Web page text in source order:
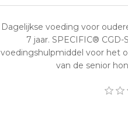
Dagelijkse voeding voor
7 jaar. SPECIFIC®
voedingshulpmiddel voor het
van de senior